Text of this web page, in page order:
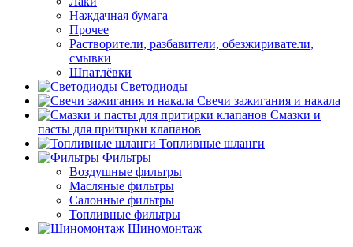
Наждачная бумага
Прочее
Растворители, разбавители, обезжириватели,
смывки
Шпатлёвки
Светодиоды
Свечи зажигания и накала
Смазки и
пасты для притирки клапанов
Топливные шланги
Фильтры
Воздушные фильтры
Масляные фильтры
Салонные фильтры
Топливные фильтры
Шиномонтаж